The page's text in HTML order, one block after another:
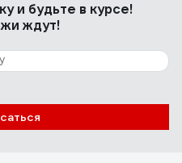
и будьте в курсе!
ждут!